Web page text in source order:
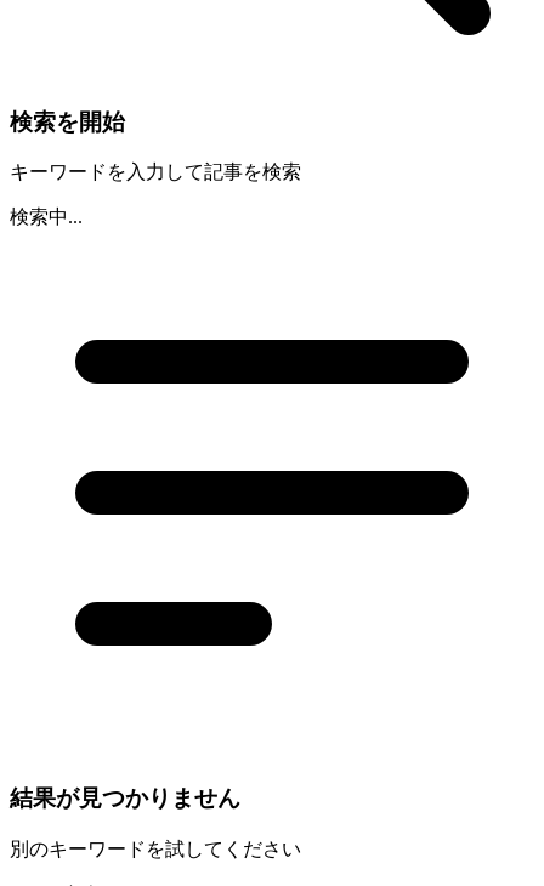
検索を開始
キーワードを入力して記事を検索
検索中...
結果が見つかりません
別のキーワードを試してください